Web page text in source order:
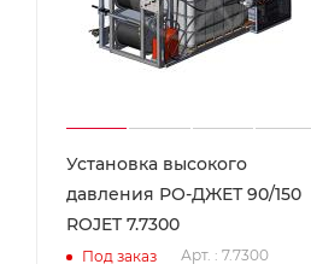
Установка высокого
давления РО-ДЖЕТ 90/150
ROJET 7.7300
Под заказ Арт. : 7.7300